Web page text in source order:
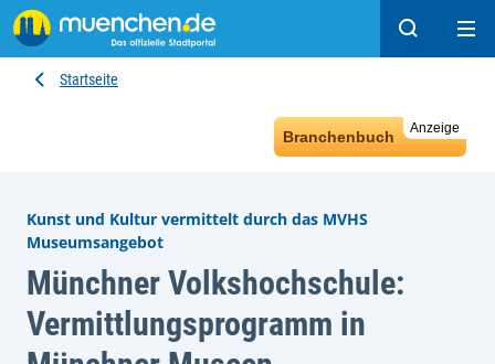
Suchen
Startseite
Anzeige
Branchenbuch
Kunst und Kultur vermittelt durch das MVHS
Museumsangebot
Münchner Volkshochschule:
Vermittlungsprogramm in